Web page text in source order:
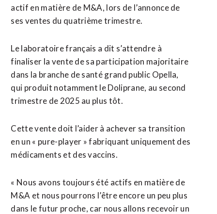
actif en matière de M&A, lors de l’annonce de
ses ventes du quatrième trimestre.
Le laboratoire français a dit s’attendre à
finaliser la vente de sa participation majoritaire
dans la branche de santé grand public Opella,
qui produit notamment le Doliprane, au second
trimestre de 2025 au plus tôt.
Cette vente doit l’aider à achever sa transition
en un « pure-player » fabriquant uniquement des
médicaments et des vaccins.
« Nous avons toujours été actifs en matière de
M&A et nous pourrons l’être encore un peu plus
dans le futur proche, car nous allons recevoir un